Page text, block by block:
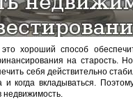
хороший способ
на старость.
себя действительно
когда вкладываться.
недвижимость.